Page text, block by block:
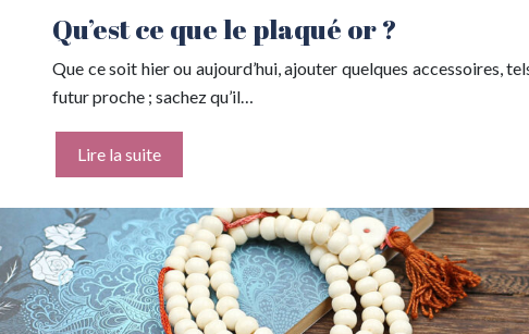
Qu’est ce que le plaqué or ?
Que ce soit hier ou aujourd’hui, ajouter quelques accessoires,
futur proche ; sachez qu’il…
Lire la suite